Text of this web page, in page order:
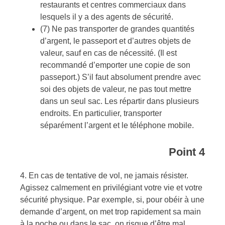
restaurants et centres commerciaux dans
lesquels il y a des agents de sécurité.
(7) Ne pas transporter de grandes quantités
d’argent, le passeport et d’autres objets de
valeur, sauf en cas de nécessité. (Il est
recommandé d’emporter une copie de son
passeport.) S’il faut absolument prendre avec
soi des objets de valeur, ne pas tout mettre
dans un seul sac. Les répartir dans plusieurs
endroits. En particulier, transporter
séparément l’argent et le téléphone mobile.
Point 4
4. En cas de tentative de vol, ne jamais résister.
Agissez calmement en privilégiant votre vie et votre
sécurité physique. Par exemple, si, pour obéir à une
demande d’argent, on met trop rapidement sa main